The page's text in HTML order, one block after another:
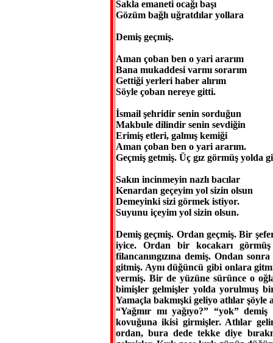
Sakla emaneti ocağı başı
Gözüm bağlı uğratdılar yollara
Demiş geçmiş.
Aman çoban ben o yari ararım
Bana mukaddesi varmı sorarım
Gettiği yerleri haber alırım
Söyle çoban nereye gitti.
İsmail şehridir senin sorduğun
Makbule dilindir senin sevdiğin
Erimiş etleri, galmış kemiği
Aman çoban ben o yari ararım.
Geçmiş getmiş. Üç gız görmüş yolda
Sakın incinmeyin nazlı bacılar
Kenardan geçeyim yol sizin olsun
Demeyinki sizi görmek istiyor.
Suyunu içeyim yol sizin olsun.
Demiş geçmiş. Ordan geçmiş. Bir
iyice. Ordan bir kocakarı
filancanıngızına demiş. Ondan
gitmiş. Aynı düğüncü gibi onlara
vermiş. Bir de yüzüne sürünce o
bimişler gelmişler yolda yorulmuş bir
Yamaçla bakmışki geliyo atlılar şöyle
“Yağmır mı yağıyo?” “yok”
kovuğuna ikisi girmişler. Atlılar
ordan, bura dede tekke diye